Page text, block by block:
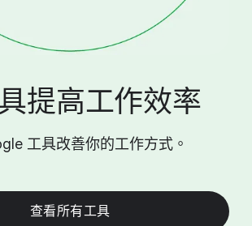
提高​工作​效率
工具​改善​你​的​工作​方式。
查​看​所有​工具